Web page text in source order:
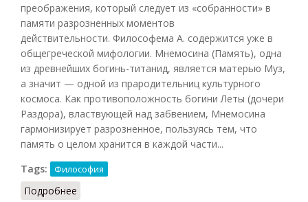
преображения, который следует из «собранности» в
памяти разрозненных моментов
действительности. Философема А. содержится уже в
общегреческой мифологии. Мнемосина (Память), одна
из древнейших богинь-титанид, является матерью Муз,
а значит — одной из прародительниц культурного
космоса. Как противоположность богини Леты (дочери
Раздора), властвующей над забвением, Мнемосина
гармонизирует разрозненное, пользуясь тем, что
память о целом хранится в каждой части...
Tags:
Философия
Подробнее